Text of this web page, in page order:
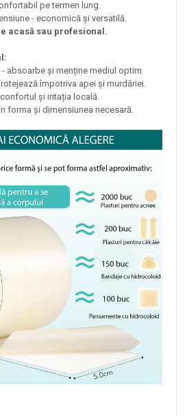
pe termen lung.
- economică și versatilă.
acasă sau profesional.
absoarbe și menține mediul optim.
împotriva apei și murdăriei.
și iritația locală.
forma și dimensiunea necesară.